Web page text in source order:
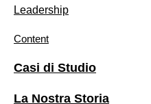
Leadership
Content
Casi di Studio
La Nostra Storia